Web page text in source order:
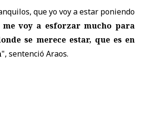
que yo voy a estar poniendo
me voy a esforzar mucho para
se merece estar, que es en
", sentenció Araos.